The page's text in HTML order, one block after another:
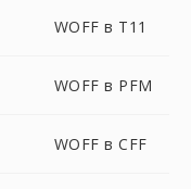
WOFF в T11
WOFF в PFM
WOFF в CFF